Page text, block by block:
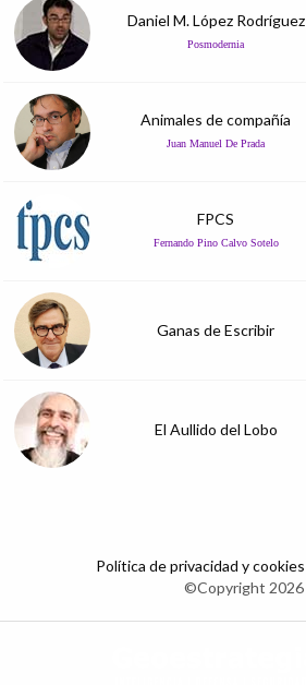
Daniel M. López Rodríguez
Posmodernia
Animales de compañía
Juan Manuel De Prada
FPCS
Fernando Pino Calvo Sotelo
Ganas de Escribir
El Aullido del Lobo
Política de privacidad y cookies
©Copyright 2026